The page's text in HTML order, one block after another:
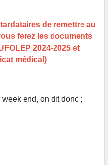
de remettre au
ferez les documents
2024-2025 et
médical)
end, on dit donc ;